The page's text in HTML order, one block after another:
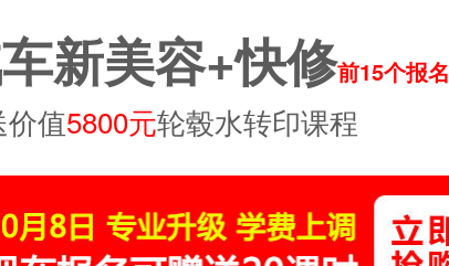
新美容+快修前15个报名
价值5800元轮毂水转印课程